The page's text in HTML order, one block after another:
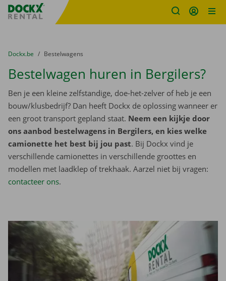
Fratello DEMO
U bevindt zich hier:
van
Dockx.be naar
Bestelwagens
Bestelwagen huren in Bergilers?
Ben je een kleine zelfstandige, doe-het-zelver of heb je een
bouw/klusbedrijf? Dan heeft Dockx de oplossing wanneer er
een groot transport gepland staat. Neem een kijkje door
ons aanbod bestelwagens in Bergilers, en kies welke
camionette het best bij jou past. Bij Dockx vind je
verschillende camionettes in verschillende groottes en
modellen met laadklep of trekhaak. Aarzel niet bij vragen:
contacteer ons.